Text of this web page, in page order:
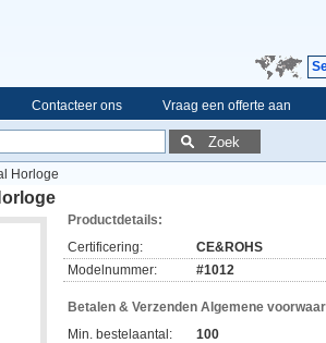
Contacteer ons Vraag een offerte aan
Zoek
Horloge
Productdetails:
Certificering:
CE&ROHS
Modelnummer:
#1012
Betalen & Verzenden Algemene
Min. bestelaantal:
100